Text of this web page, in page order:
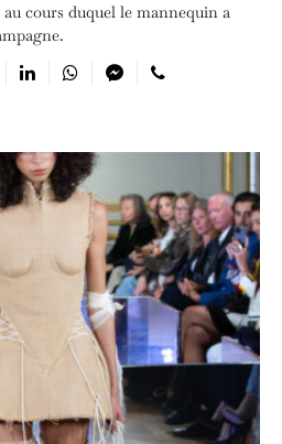
au cours duquel le mannequin a